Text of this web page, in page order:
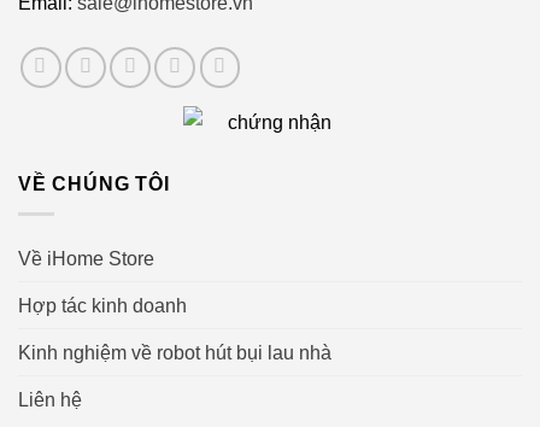
VỀ CHÚNG TÔI
Về iHome Store
Hợp tác kinh doanh
Kinh nghiệm về robot hút bụi lau nhà
Liên hệ